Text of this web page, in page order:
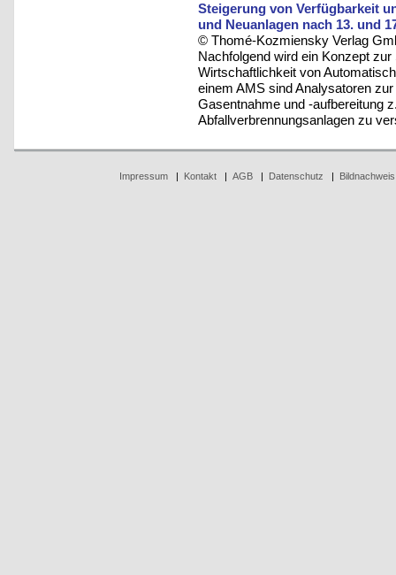
Steigerung von Verfügbarkeit
und Neuanlagen nach 13. und
© Thomé-Kozmiensky Verlag
Nachfolgend wird ein Konzept
Wirtschaftlichkeit von
einem AMS sind Analysatoren
Gasentnahme und -aufbereitung
Abfallverbrennungsanlagen zu
Impressum| Kontakt| AGB| Datenschutz Bildnachweis